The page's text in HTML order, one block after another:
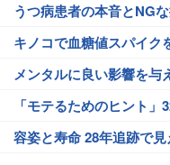
うつ病患者の本音とNG
キノコで血糖値スパイク
メンタルに良い影響を与
「モテるためのヒント」
容姿と寿命 28年追跡で